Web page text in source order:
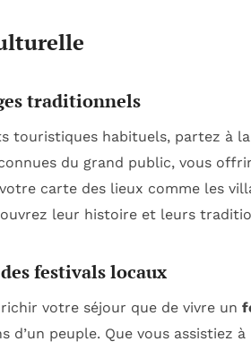
traditionnels
touristiques habituels, partez à
du grand public, vous
carte des lieux comme les
leur histoire et leurs
festivals locaux
votre séjour que de vivre un
d’un peuple. Que vous assistiez